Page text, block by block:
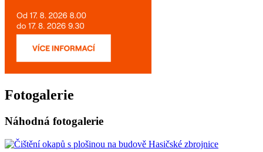
Fotogalerie
Náhodná fotogalerie